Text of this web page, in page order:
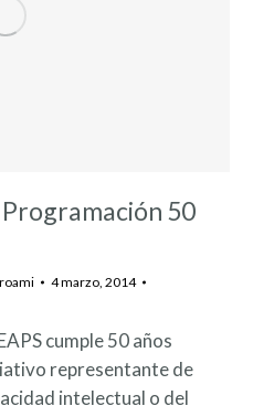
Programación 50
4 marzo, 2014
cumple 50 años
representante de
intelectual o del